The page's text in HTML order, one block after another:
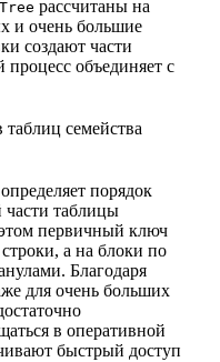
рассчитаны на
и очень большие
создают части
объединяет с
семейства
порядок
части таблицы
первичный ключ
а на блоки по
Благодаря
для очень больших
в оперативной
быстрый доступ